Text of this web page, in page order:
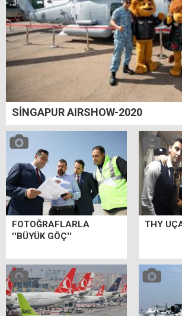
SİNGAPUR AIRSHOW-2020
FOTOĞRAFLARLA
''BÜYÜK GÖÇ''
THY